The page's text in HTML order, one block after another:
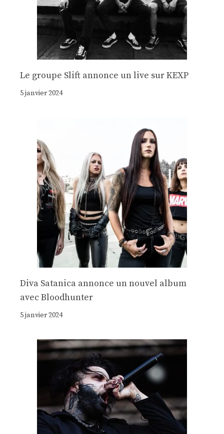
Le groupe Slift annonce un live sur KEXP
5 janvier 2024
Diva Satanica annonce un nouvel album
avec Bloodhunter
5 janvier 2024